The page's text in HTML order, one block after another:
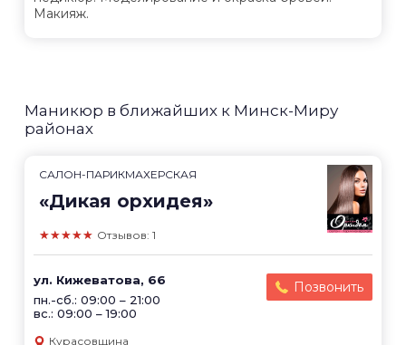
Макияж.
Маникюр в ближайших к Минск-Миру
районах
САЛОН-ПАРИКМАХЕРСКАЯ
«Дикая орхидея»
★★★★★ Отзывов: 1
ул. Кижеватова, 66
пн.-сб.: 09:00 – 21:00
вс.: 09:00 – 19:00
Позвонить
Курасовщина